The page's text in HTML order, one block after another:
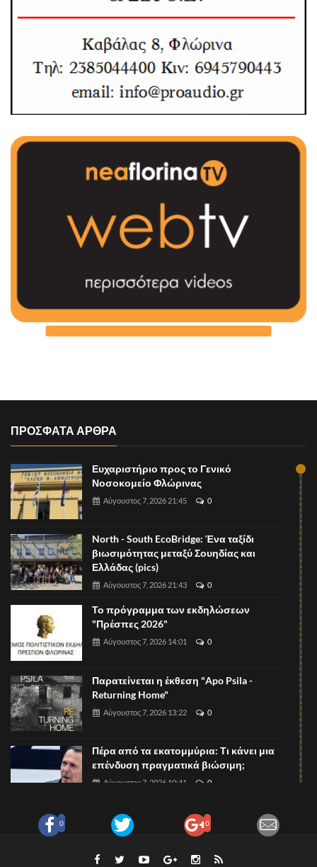
0 0
ΠΡΟΣΦΑΤΑ ΑΡΘΡΑ
Ευχαριστήριο προς το Γενικό
Νοσοκομείο Φλώρινας
Αύγουστος 7, 2026 21:45 0
North - South EcoBridge: Ένα ταξίδι
βιωσιμότητας μεταξύ Σουηδίας και
Ελλάδας (pics)
Αύγουστος 7, 2026 21:43 0
Το πρόγραμμα των εκδηλώσεων
"Πρέσπες 2026"
Αύγουστος 7, 2026 14:01 0
Παρατείνεται η έκθεση "Apo Psila -
Returning Home"
Αύγουστος 7, 2026 13:22 0
Πέρα από τα εκατομμύρια: Τι κάνει μια
επένδυση πραγματικά βιώσιμη;
Αύγουστος 7, 2026 10:41 0
Η ΝΙΚΗ Φλώρινας για τον Ε65 και την
κατάσταση με τους αυτοκινητοδρόμους